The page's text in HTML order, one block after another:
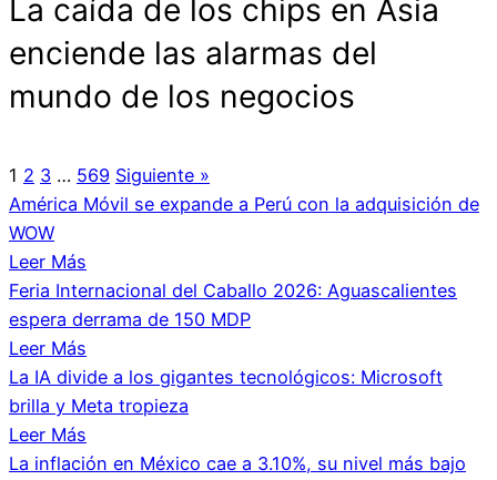
La caída de los chips en Asia
enciende las alarmas del
mundo de los negocios
1 2 3 … 569 Siguiente »
América Móvil se expande a Perú con la adquisición de
WOW
Leer Más
Feria Internacional del Caballo 2026: Aguascalientes
espera derrama de 150 MDP
Leer Más
La IA divide a los gigantes tecnológicos: Microsoft
brilla y Meta tropieza
Leer Más
La inflación en México cae a 3.10%, su nivel más bajo